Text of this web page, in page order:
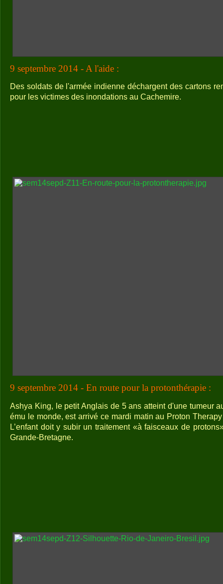
9 septembre 2014 - A l'aide :
Des soldats de l'armée indienne déchargent des cartons
pour les victimes des inondations au Cachemire.
9 septembre 2014 - En route pour la protonthérapie :
Ashya King, le petit Anglais de 5 ans atteint d'une tumeur
ému le monde, est arrivé ce mardi matin au Proton
L’enfant doit y subir un traitement «à faisceaux de
Grande-Bretagne.